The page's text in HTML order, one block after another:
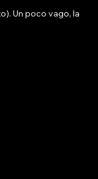
Un poco vago, la